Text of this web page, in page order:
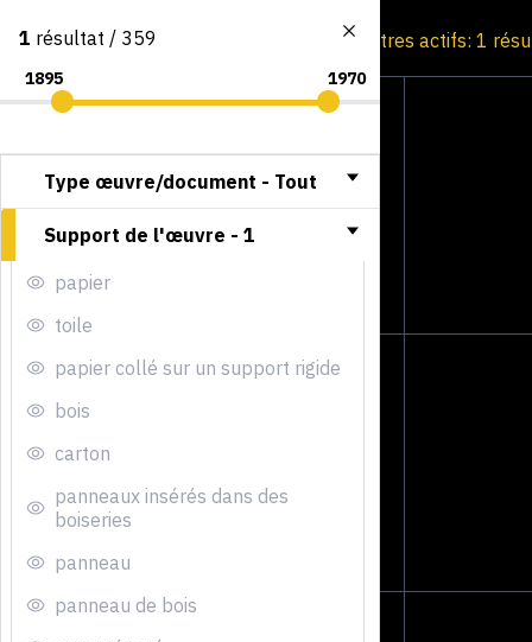
Consultation par image Filtres actifs: 1
1 résultat / 359
Type œuvre/document - Tout
Support de l'œuvre - 1
papier
toile
papier collé sur un support rigide
bois
carton
panneaux insérés dans des
boiseries
panneau
panneau de bois